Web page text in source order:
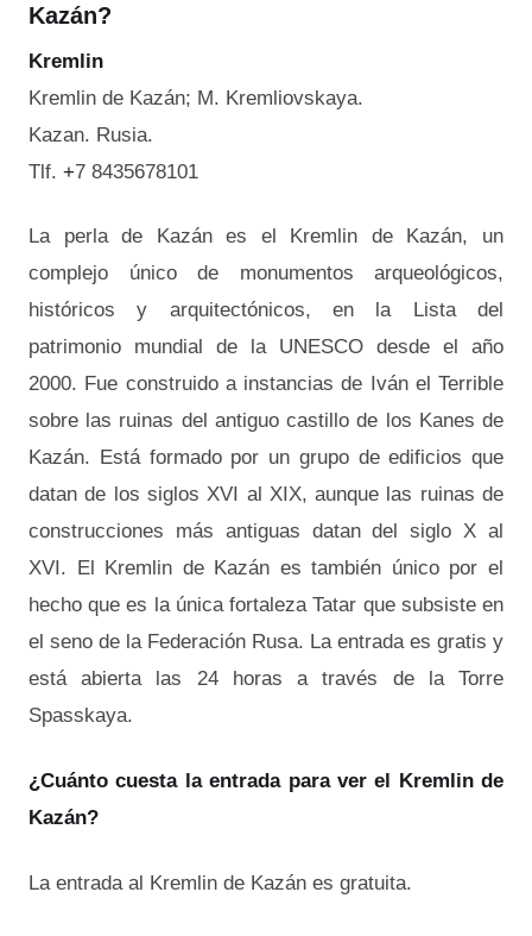
Kazán?
Kremlin
Kremlin de Kazán; M. Kremliovskaya.
Kazan. Rusia.
Tlf. +7 8435678101
La perla de Kazán es el Kremlin de Kazán, un
complejo único de monumentos arqueológicos,
históricos y arquitectónicos, en la Lista del
patrimonio mundial de la UNESCO desde el año
2000. Fue construido a instancias de Iván el Terrible
sobre las ruinas del antiguo castillo de los Kanes de
Kazán. Está formado por un grupo de edificios que
datan de los siglos XVI al XIX, aunque las ruinas de
construcciones más antiguas datan del siglo X al
XVI. El Kremlin de Kazán es también único por el
hecho que es la única fortaleza Tatar que subsiste en
el seno de la Federación Rusa. La entrada es gratis y
está abierta las 24 horas a través de la Torre
Spasskaya.
¿Cuánto cuesta la entrada para ver el Kremlin de
Kazán?
La entrada al Kremlin de Kazán es gratuita.